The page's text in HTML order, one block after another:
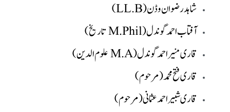
شاہد رضوان وڈن (LL.B)
آفتاب احمد گوندل (M.Phil تاریخ)
قاری منیر احمد گوندل (M.A علوم الدین)
قاری فتح محمد (مرحوم)
قاری شبیر احمد عثمانی (مرحوم)